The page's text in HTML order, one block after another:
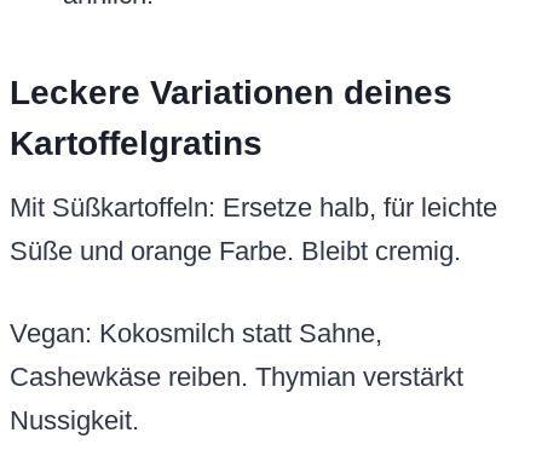
Leckere Variationen deines
Kartoffelgratins
Mit Süßkartoffeln: Ersetze halb, für leichte
Süße und orange Farbe. Bleibt cremig.
Vegan: Kokosmilch statt Sahne,
Cashewkäse reiben. Thymian verstärkt
Nussigkeit.